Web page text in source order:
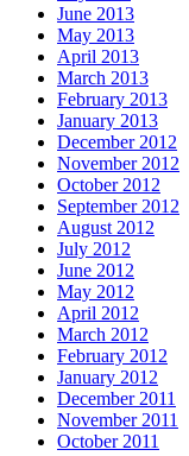
June 2013
May 2013
April 2013
March 2013
February 2013
January 2013
December 2012
November 2012
October 2012
September 2012
August 2012
July 2012
June 2012
May 2012
April 2012
March 2012
February 2012
January 2012
December 2011
November 2011
October 2011